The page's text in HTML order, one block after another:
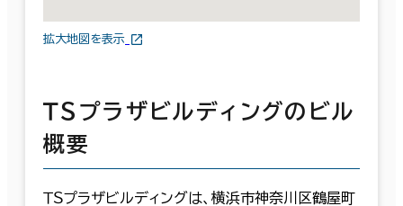
拡大地図を表示
ＴＳプラザビルディングのビル
概要
ＴＳプラザビルディングは、横浜市神奈川区鶴屋町